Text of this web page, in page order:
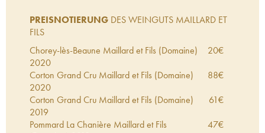
PREISNOTIERUNG DES WEINGUTS MAILLARD ET
FILS
Chorey-lès-Beaune Maillard et Fils (Domaine)
2020
20€
Corton Grand Cru Maillard et Fils (Domaine)
2020
88€
Corton Grand Cru Maillard et Fils (Domaine)
2019
61€
Pommard La Chanière Maillard et Fils
47€